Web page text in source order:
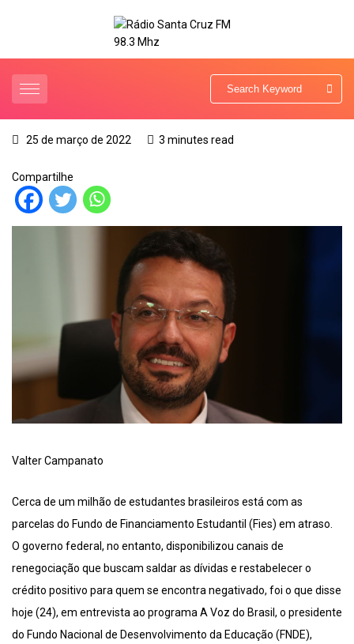
25 de março de 2022 3 minutes read
Compartilhe
Valter Campanato
Cerca de um milhão de estudantes brasileiros está com as
parcelas do Fundo de Financiamento Estudantil (Fies) em atraso.
O governo federal, no entanto, disponibilizou canais de
renegociação que buscam saldar as dívidas e restabelecer o
crédito positivo para quem se encontra negativado, foi o que disse
hoje (24), em entrevista ao programa A Voz do Brasil, o presidente
do Fundo Nacional de Desenvolvimento da Educação (FNDE),